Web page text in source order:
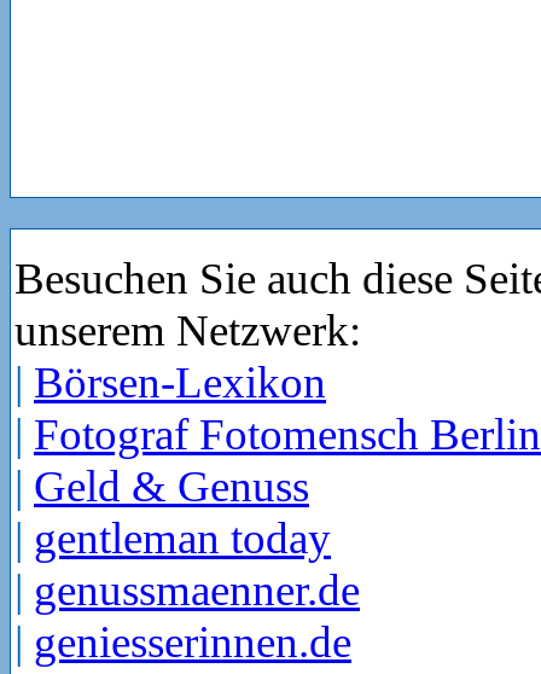
Besuchen Sie auch diese
unserem Netzwerk:
| Börsen-Lexikon
| Fotograf Fotomensch Berlin
| Geld & Genuss
| gentleman today
| genussmaenner.de
| geniesserinnen.de